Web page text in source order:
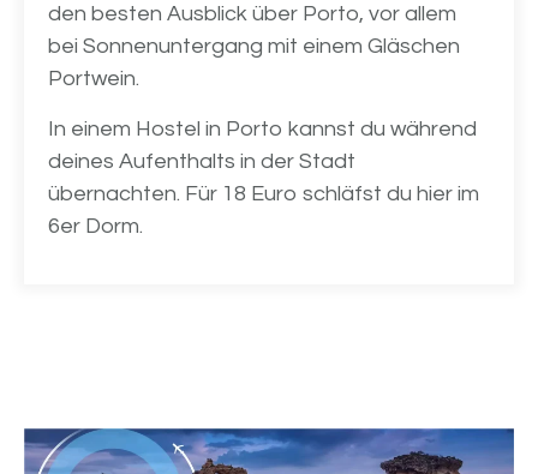
den besten Ausblick über Porto, vor allem
bei Sonnenuntergang mit einem Gläschen
Portwein.
In einem Hostel in Porto kannst du während
deines Aufenthalts in der Stadt
übernachten. Für 18 Euro schläfst du hier im
6er Dorm.